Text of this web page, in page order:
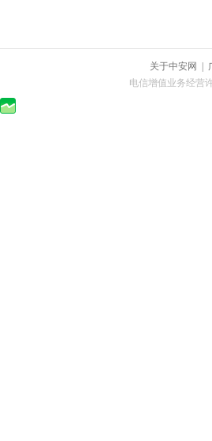
关于中安网
电信增值业务经营